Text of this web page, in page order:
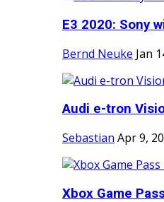
E3 2020: Sony
Bernd Neuke Jan
Audi e-tron
Sebastian Apr 9,
Xbox Game